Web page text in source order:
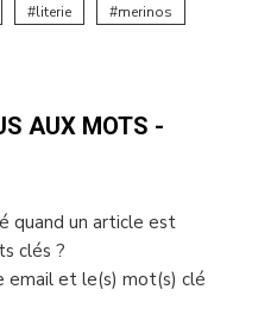
literie
merinos
AUX MOTS -
quand un article est
clés ?
email et le(s) mot(s) clé